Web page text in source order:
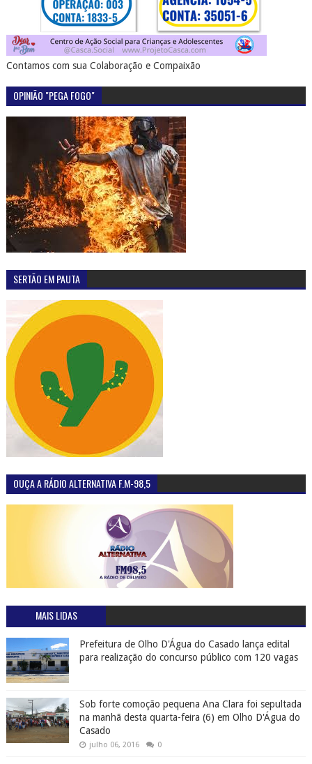
Contamos com sua Colaboração e Compaixão
OPINIÃO "PEGA FOGO"
SERTÃO EM PAUTA
OUÇA A RÁDIO ALTERNATIVA F.M-98,5
MAIS LIDAS
Prefeitura de Olho D'Água do Casado lança edital
para realização do concurso público com 120 vagas
Sob forte comoção pequena Ana Clara foi sepultada
na manhã desta quarta-feira (6) em Olho D'Água do
Casado
julho 06, 2016 0